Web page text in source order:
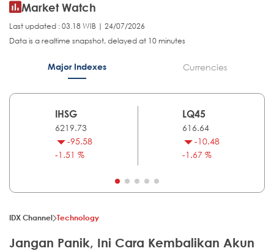
Market Watch
Last updated : 03.18 WIB | 24/07/2026
Data is a realtime snapshot, delayed at 10 minutes
Major Indexes Currencies
IHSG
6219.73
-95.58
-1.51 %
LQ45
616.64
-10.48
-1.67 %
IDX Channel Technology
Jangan Panik, Ini Cara Kembalikan Akun